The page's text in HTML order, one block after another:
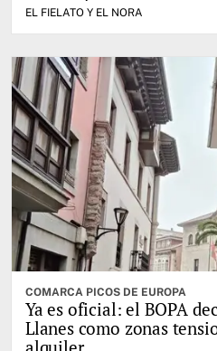
EL FIELATO Y EL NORA
COMARCA PICOS DE EUROPA
Ya es oficial: el BOPA
Llanes como zonas